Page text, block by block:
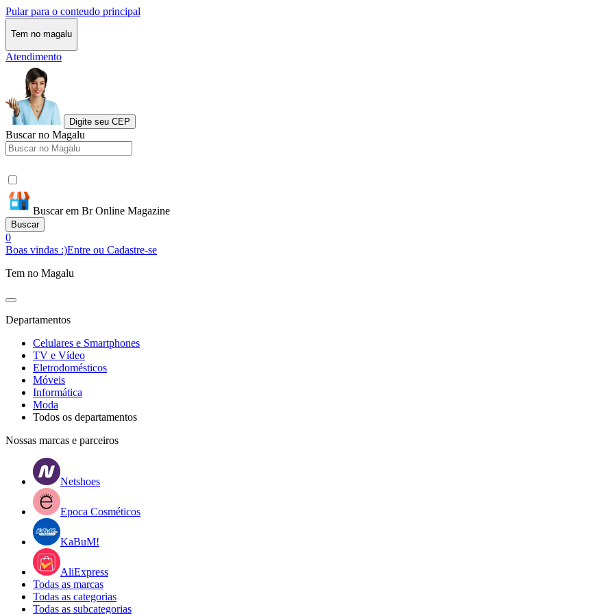
Pular para o conteudo principal
Tem no magalu
Atendimento
Digite seu CEP
Buscar no Magalu
Buscar em Br Online Magazine
Buscar
0
Boas vindas :)Entre ou Cadastre-se
Tem no Magalu
Departamentos
Celulares e Smartphones
TV e Vídeo
Eletrodomésticos
Móveis
Informática
Moda
Todos os departamentos
Nossas marcas e parceiros
Netshoes
Epoca Cosméticos
KaBuM!
AliExpress
Todas as marcas
Todas as categorias
Todas as subcategorias